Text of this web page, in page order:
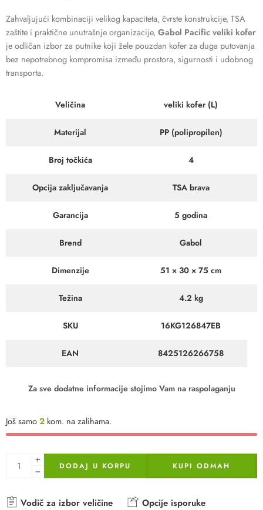
Zahvaljujući kombinaciji velikog kapaciteta, čvrste konstrukcije, TSA
zaštite i praktične unutrašnje organizacije, Gabol Pacific veliki kofer
je odličan izbor za putnike koji žele pouzdan kofer za duga putovanja
bez nepotrebnog kompromisa između prostora, sigurnosti i udobnog
transporta.
Veličina veliki kofer (L)
Materijal PP (polipropilen)
Broj točkića 4
Opcija zaključavanja TSA brava
Garancija 5 godina
Brend Gabol
Dimenzije 51 × 30 × 75 cm
Težina 4.2 kg
SKU 16KG126847EB
EAN 8425126266758
Za sve dodatne informacije stojimo Vam na raspolaganju
Još samo2 kom. na zalihama.
DODAJ U KORPU KUPI ODMAH
Vodič za izbor veličine
Opcije isporuke